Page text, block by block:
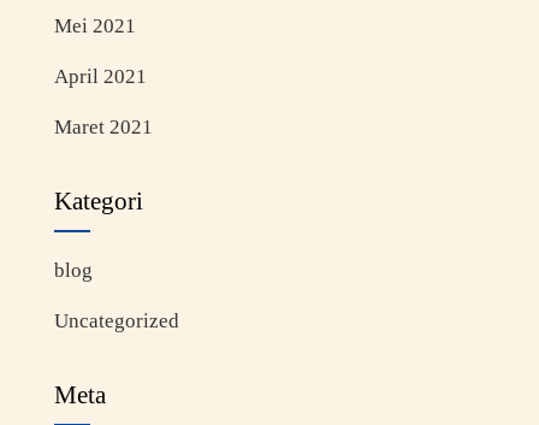
Mei 2021
April 2021
Maret 2021
Kategori
blog
Uncategorized
Meta